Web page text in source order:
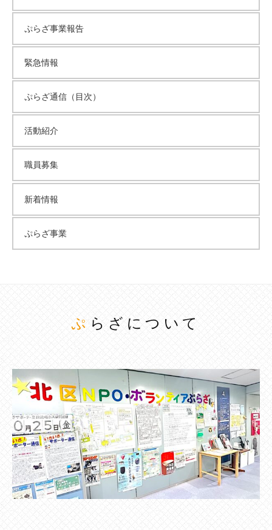
ぷらざ事業報告
緊急情報
ぷらざ通信（目次）
活動紹介
職員募集
新着情報
ぷらざ事業
ぷらざについて